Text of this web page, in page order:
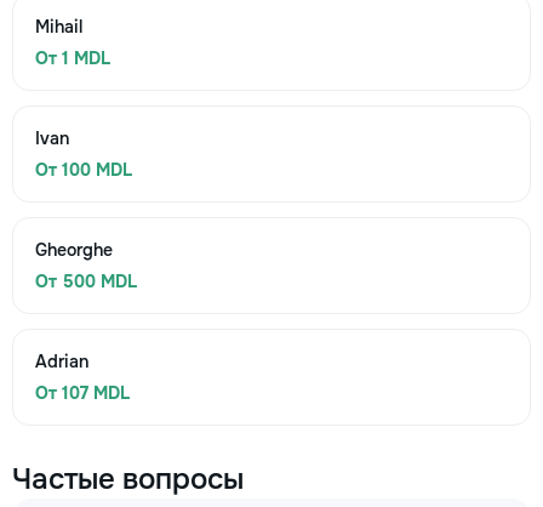
Mihail
От 1 MDL
Ivan
От 100 MDL
Gheorghe
От 500 MDL
Adrian
От 107 MDL
Частые вопросы